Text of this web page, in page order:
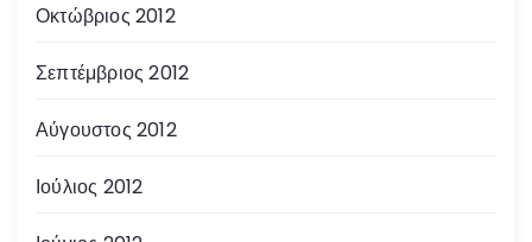
Οκτώβριος 2012
Σεπτέμβριος 2012
Αύγουστος 2012
Ιούλιος 2012